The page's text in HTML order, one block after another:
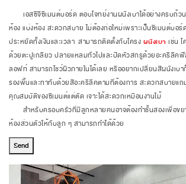
เอสซีจีซีเมนต์บอร์ด ตอบโจทย์งานผนังเบาได้อย่างครบถ้ว
ห้อง แบ่งห้อง สะดวกสบาย ไม่ต้องก่อใหม่เพราะเป็นซีเมนต์บอร์
ประหยัดทั้งเงินและเวลา สามารถติดตั้งกับโครง ผนังเบา เช่น
ด้วยตะปูเกลียว ปลายแหลมทั่วไปและปิดหัวสกรูด้วยอะคริลิคฟิ
ลอฟท์ สามารถโชว์ผิวภายในได้เลย หรืออยากเปลี่ยนสีผนังเบ
รองพื้นและทาทับด้วยสีอะคริลิคตามที่ต้องการ สะดวกสบายแถ
คุณสมบัติของซีเมนต์แต่ตัด เจาะได้สะดวกเหมือนงานไม้
สำหรับครอบครัวที่มีลูกหลายคนอาจต้องทำชั้นสองเพื่อขย
ห้องส่วนตัวให้กับลูก ๆ สามารถทำได้ด้วย
Send